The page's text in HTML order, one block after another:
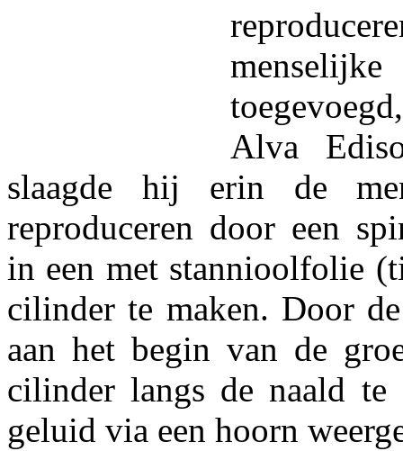
Alva
slaagde hij erin de
reproduceren door een
in een met stannioolfolie
cilinder te maken. Door
aan het begin van de
cilinder langs de naald te
geluid via een hoorn